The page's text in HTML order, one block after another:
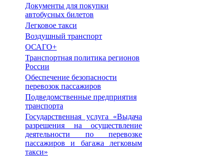
Документы для покупки
автобусных билетов
Легковое такси
Воздушный транспорт
ОСАГО+
Транспортная политика регионов
России
Обеспечение безопасности
перевозок пассажиров
Подведомственные предприятия
транспорта
Государственная услуга «Выдача
разрешения на осуществление
деятельности по перевозке
пассажиров и багажа легковым
такси»